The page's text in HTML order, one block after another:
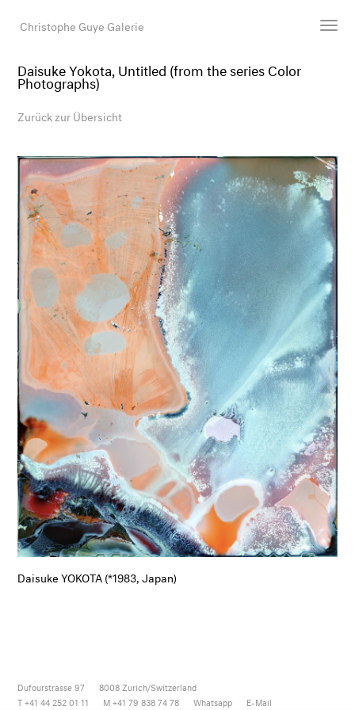
Christophe Guye Galerie
Newsroom
Shop
Galerie
Suche
E-Mail
EN
Daisuke Yokota, Untitled (from the series Color
Photographs)
Zurück zur Übersicht
Daisuke YOKOTA (*1983, Japan)
Dufourstrasse 97 8008 Zurich/Switzerland
T +41 44 252 01 11
M +41 79 838 74 78 Whatsapp E-Mail